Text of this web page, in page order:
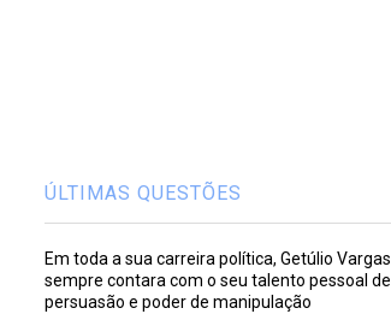
ÚLTIMAS QUESTÕES
Em toda a sua carreira política, Getúlio Vargas
sempre contara com o seu talento pessoal de
persuasão e poder de manipulação